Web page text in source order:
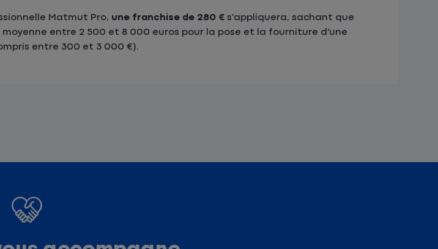
Matmut Pro, une franchise de 280 € s'appliquera, sachant que
entre 2 500 et 8 000 euros pour la pose et la fourniture d'une
entre 300 et 3 000 €).